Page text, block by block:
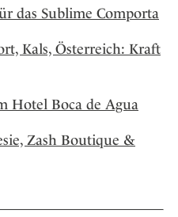
das Sublime Comporta
Kals, Österreich: Kraft
Hotel Boca de Agua
Zash Boutique &